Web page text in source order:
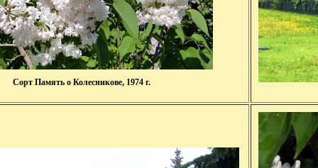
Сорт Память о Колесникове, 1974 г.